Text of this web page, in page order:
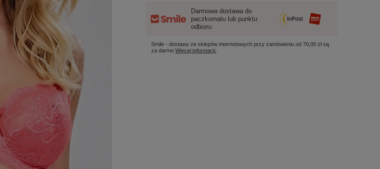
Darmowa dostawa do
paczkomatu lub punktu
odbioru
Smile - dostawy ze sklepów internetowych przy zamówieniu od70,00 złsą
za darmoWięcej informacji.